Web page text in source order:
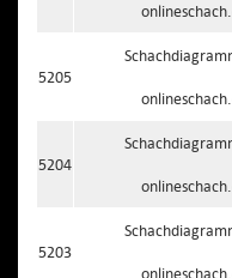
5205
5204
5203